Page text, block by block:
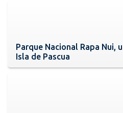
Parque Nacional Rapa Nui,
Isla de Pascua